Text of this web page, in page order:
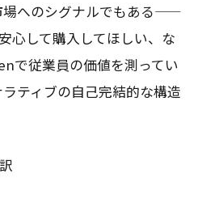
場へのシグナルでもある——
心して購入してほしい、な
で従業員の価値を測ってい
ティブの自己完結的な構造